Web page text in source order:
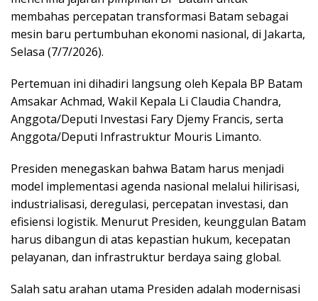
membahas percepatan transformasi Batam sebagai
mesin baru pertumbuhan ekonomi nasional, di Jakarta,
Selasa (7/7/2026).
Pertemuan ini dihadiri langsung oleh Kepala BP Batam
Amsakar Achmad, Wakil Kepala Li Claudia Chandra,
Anggota/Deputi Investasi Fary Djemy Francis, serta
Anggota/Deputi Infrastruktur Mouris Limanto.
Presiden menegaskan bahwa Batam harus menjadi
model implementasi agenda nasional melalui hilirisasi,
industrialisasi, deregulasi, percepatan investasi, dan
efisiensi logistik. Menurut Presiden, keunggulan Batam
harus dibangun di atas kepastian hukum, kecepatan
pelayanan, dan infrastruktur berdaya saing global.
Salah satu arahan utama Presiden adalah modernisasi